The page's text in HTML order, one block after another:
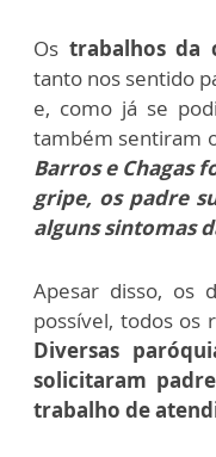
Os trabalhos da
tanto nos sentido
e, como já se
também sentiram
Barros e Chagas
gripe, os padre
alguns sintomas
Apesar disso, os
possível, todos os
Diversas
solicitaram
trabalho de